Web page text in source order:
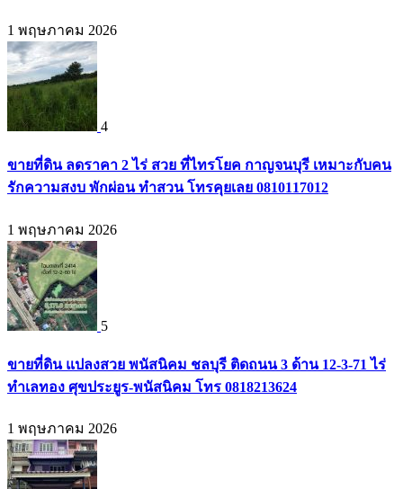
1 พฤษภาคม 2026
4
ขายที่ดิน ลดราคา 2 ไร่ สวย ที่ไทรโยค กาญจนบุรี เหมาะกับคน
รักความสงบ พักผ่อน ทำสวน โทรคุยเลย 0810117012
1 พฤษภาคม 2026
5
ขายที่ดิน แปลงสวย พนัสนิคม ชลบุรี ติดถนน 3 ด้าน 12-3-71 ไร่
ทำเลทอง ศุขประยูร-พนัสนิคม โทร 0818213624
1 พฤษภาคม 2026